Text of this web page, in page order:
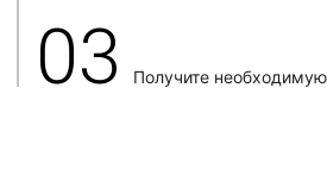
03 Получите